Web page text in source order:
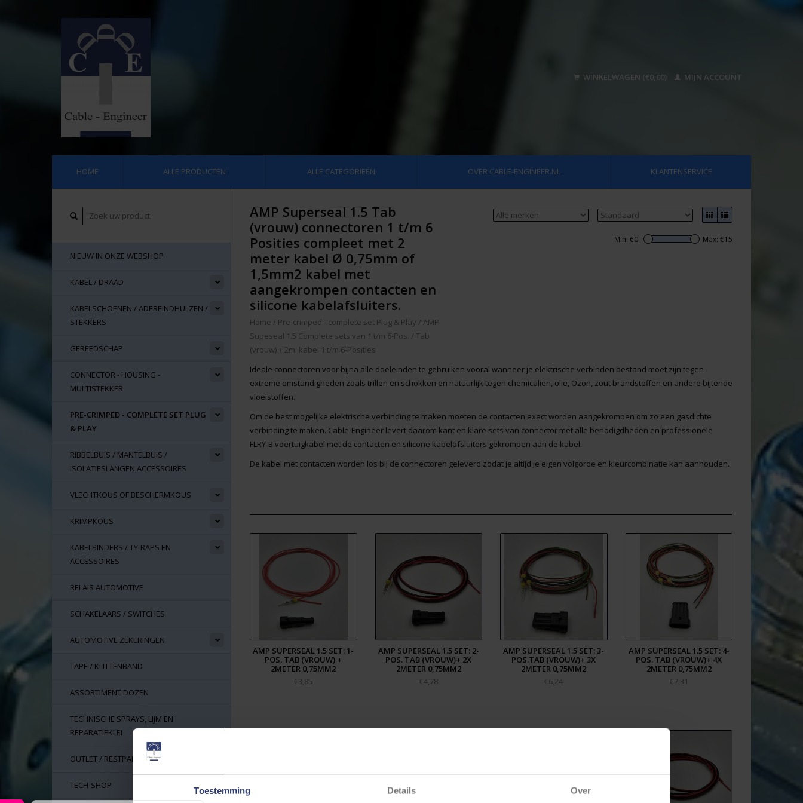
Toestemming Details Over
WINKELWAGEN (€0,00) MIJN ACCOUNT
HOME ALLE PRODUCTEN ALLE CATEGORIEËN OVER CABLE-ENGINEER.NL KLANTENSERVICE
NIEUW IN ONZE WEBSHOP
KABEL / DRAAD
KABELSCHOENEN / ADEREINDHULZEN /
STEKKERS
GEREEDSCHAP
CONNECTOR - HOUSING -
MULTISTEKKER
PRE-CRIMPED - COMPLETE SET PLUG
& PLAY
RIBBELBUIS / MANTELBUIS /
ISOLATIESLANGEN ACCESSOIRES
VLECHTKOUS OF BESCHERMKOUS
KRIMPKOUS
KABELBINDERS / TY-RAPS EN
ACCESSOIRES
RELAIS AUTOMOTIVE
SCHAKELAARS / SWITCHES
AUTOMOTIVE ZEKERINGEN
TAPE / KLITTENBAND
ASSORTIMENT DOZEN
TECHNISCHE SPRAYS, LIJM EN
REPARATIEKLEI
OUTLET / RESTPARTIJEN
TECH-SHOP
AMP Superseal 1.5 Tab
(vrouw) connectoren 1 t/m 6
Posities compleet met 2
meter kabel Ø 0,75mm of
1,5mm2 kabel met
aangekrompen contacten en
silicone kabelafsluiters.
Home / Pre-crimped - complete set Plug & Play / AMP
Supeseal 1.5 Complete sets van 1 t/m 6-Pos. / Tab
(vrouw) + 2m. kabel 1 t/m 6-Posities
Min: €0 Max: €15
Ideale connectoren voor bijna alle doeleinden te gebruiken vooral wanneer je elektrische verbinden bestand moet zijn tegen
extreme omstandigheden zoals trillen en schokken en natuurlijk tegen chemicaliën, olie, Ozon, zout brandstoffen en andere bijtende
vloeistoffen.
Om de best mogelijke elektrische verbinding te maken moeten de contacten exact worden aangekrompen om zo een gasdichte
verbinding te maken. Cable-Engineer levert daarom kant en klare sets van connector met alle benodigdheden en professionele
FLRY-B voertuigkabel met de contacten en silicone kabelafsluiters gekrompen aan de kabel.
De kabel met contacten worden los bij de connectoren geleverd zodat je altijd je eigen volgorde en kleurcombinatie kan aanhouden.
AMP SUPERSEAL 1.5 SET: 1-
POS. TAB (VROUW) +
2METER 0,75MM2
€3,85
AMP SUPERSEAL 1.5 SET: 2-
POS. TAB (VROUW)+ 2X
2METER 0,75MM2
€4,78
AMP SUPERSEAL 1.5 SET: 3-
POS.TAB (VROUW)+ 3X
2METER 0,75MM2
€6,24
AMP SUPERSEAL 1.5 SET: 4-
POS. TAB (VROUW)+ 4X
2METER 0,75MM2
€7,31